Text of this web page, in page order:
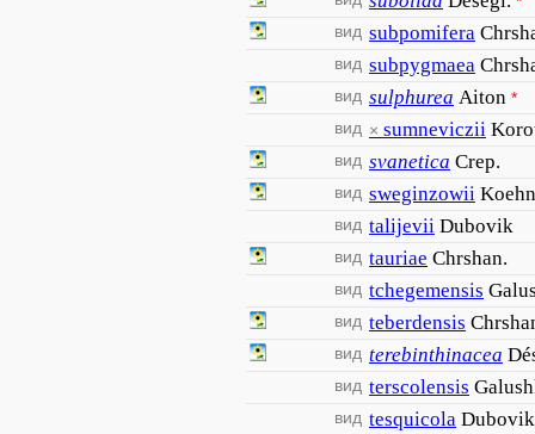
вид subpomifera
вид subpygmaea
вид sulphurea Aiton *
вид × sumneviczii
вид svanetica Crep.
вид sweginzowii
вид talijevii Dubovik
вид tauriae Chrshan.
вид tchegemensis
вид teberdensis
вид terebinthinacea
вид terscolensis
вид tesquicola Dubovik